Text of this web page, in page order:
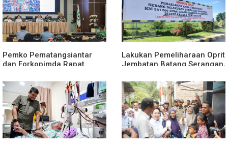
Pemko Pematangsiantar
dan Forkopimda Rapat
Peringatan HUT ke-81
Kemerdekaan RI
Lakukan Pemeliharaan Oprit
Jembatan Batang Serangan,
Contraflow di KM 55 Tol
Binjai–Langsa